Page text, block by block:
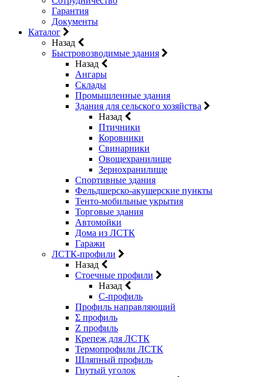
Гарантия
Документы
Каталог
Назад
Быстровозводимые здания
Назад
Ангары
Склады
Промышленные здания
Здания для сельского хозяйства
Назад
Птичники
Коровники
Свинарники
Овощехранилище
Зернохранилище
Спортивные здания
Фельдшерско-акушерские пункты
Тенто-мобильные укрытия
Торговые здания
Автомойки
Дома из ЛСТК
Гаражи
ЛСТК-профили
Назад
Стоечные профили
Назад
C-профиль
Профиль направляющий
Σ профиль
Z профиль
Крепеж для ЛСТК
Термопрофили ЛСТК
Шляпный профиль
Гнутый уголок